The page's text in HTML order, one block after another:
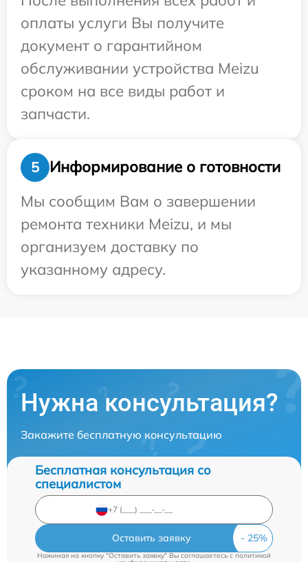
оплаты услуги Вы получите
документ о гарантийном
обслуживании устройства Meizu
сроком на все виды работ и
запчасти.
5
Информирование о готовности
Мы сообщим Вам о завершении
ремонта техники Meizu, и мы
организуем доставку по
указанному адресу.
Нужна консультация?
Закажите бесплатную консультацию
Бесплатная консультация со
специалистом
Оставить заявку
Нажимая на кнопку "Оставить заявку" Вы соглашаетесь cполитикой